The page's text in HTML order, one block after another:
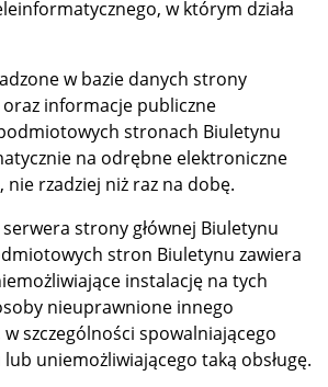
w którym działa
w bazie danych strony
oraz informacje publiczne
stronach Biuletynu
na odrębne elektroniczne
rzadziej niż raz na dobę.
strony głównej Biuletynu
stron Biuletynu zawiera
instalację na tych
nieuprawnione innego
szczególności spowalniającego
uniemożliwiającego taką obsługę.